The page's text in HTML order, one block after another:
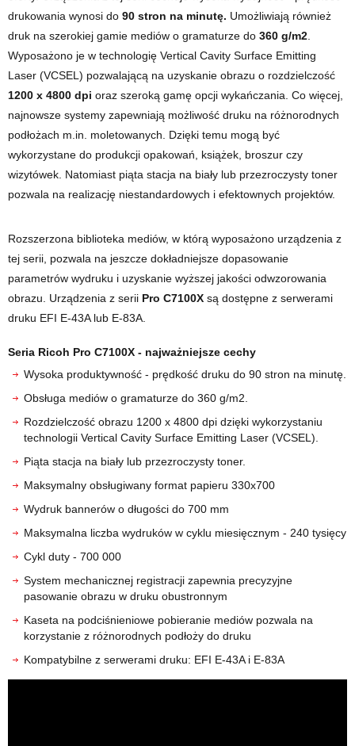
drukowania wynosi do 90 stron na minutę. Umożliwiają również
druk na szerokiej gamie mediów o gramaturze do 360 g/m2
Wyposażono je w technologię Vertical Cavity Surface Emitting
Laser (VCSEL) pozwalającą na uzyskanie obrazu o rozdzielczość
1200 x 4800 dpi oraz szeroką gamę opcji wykańczania. Co więcej,
najnowsze systemy zapewniają możliwość druku na różnorodnych
podłożach m.in. moletowanych. Dzięki temu mogą być
wykorzystane do produkcji opakowań, książek, broszur czy
wizytówek. Natomiast piąta stacja na biały lub przezroczysty toner
pozwala na realizację niestandardowych i efektownych projektów.
Rozszerzona biblioteka mediów, w którą wyposażono urządzenia z
tej serii, pozwala na jeszcze dokładniejsze dopasowanie
parametrów wydruku i uzyskanie wyższej jakości odwzorowania
obrazu. Urządzenia z serii Pro C7100X są dostępne z serwerami
druku EFI E-43A lub E-83A.
Seria Ricoh Pro C7100X - najważniejsze cechy
Wysoka produktywność - prędkość druku do 90 stron na minutę.
Obsługa mediów o gramaturze do 360 g/m2.
Rozdzielczość obrazu 1200 x 4800 dpi dzięki wykorzystaniu
technologii Vertical Cavity Surface Emitting Laser (VCSEL).
Piąta stacja na biały lub przezroczysty toner.
Maksymalny obsługiwany format papieru 330x700
Wydruk bannerów o długości do 700 mm
Maksymalna liczba wydruków w cyklu miesięcznym - 240 tysięcy
Cykl duty - 700 000
System mechanicznej registracji zapewnia precyzyjne
pasowanie obrazu w druku obustronnym
Kaseta na podciśnieniowe pobieranie mediów pozwala na
korzystanie z różnorodnych podłoży do druku
Kompatybilne z serwerami druku: EFI E-43A i E-83A